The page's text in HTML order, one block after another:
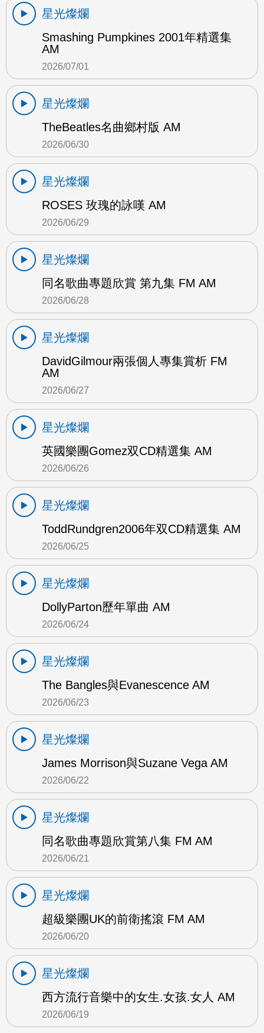
星光燦爛
Smashing Pumpkines 2001年精選集
AM
2026/07/01
星光燦爛
TheBeatles名曲鄉村版 AM
2026/06/30
星光燦爛
ROSES 玫瑰的詠嘆 AM
2026/06/29
星光燦爛
同名歌曲專題欣賞 第九集 FM AM
2026/06/28
星光燦爛
DavidGilmour兩張個人專集賞析 FM
AM
2026/06/27
星光燦爛
英國樂團Gomez双CD精選集 AM
2026/06/26
星光燦爛
ToddRundgren2006年双CD精選集 AM
2026/06/25
星光燦爛
DollyParton歷年單曲 AM
2026/06/24
星光燦爛
The Bangles與Evanescence AM
2026/06/23
星光燦爛
James Morrison與Suzane Vega AM
2026/06/22
星光燦爛
同名歌曲專題欣賞第八集 FM AM
2026/06/21
星光燦爛
超級樂團UK的前衛搖滾 FM AM
2026/06/20
星光燦爛
西方流行音樂中的女生.女孩.女人 AM
2026/06/19